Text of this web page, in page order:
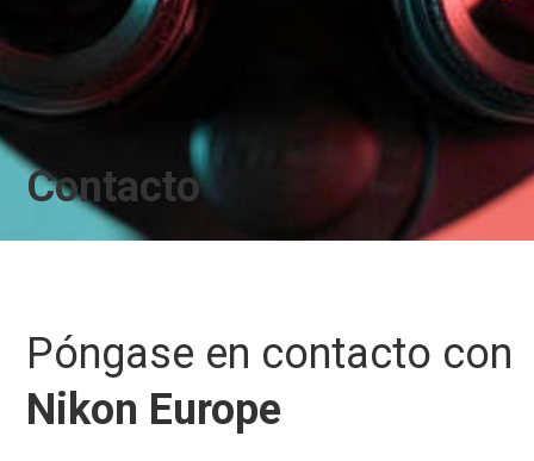
Contacto
Póngase en contacto con
Nikon Europe